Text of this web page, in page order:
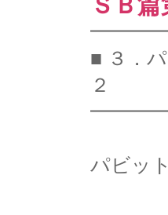
■ ３．
２
パビッ